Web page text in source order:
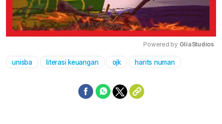
Mute
Powered by GliaStudios
unisba literasi keuangan ojk harits numan